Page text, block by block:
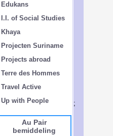
Edukans
I.I. of Social Studies
Khaya
Projecten Suriname
Projects abroad
Terre des Hommes
Travel Active
Up with People
Au Pair
bemiddeling
;